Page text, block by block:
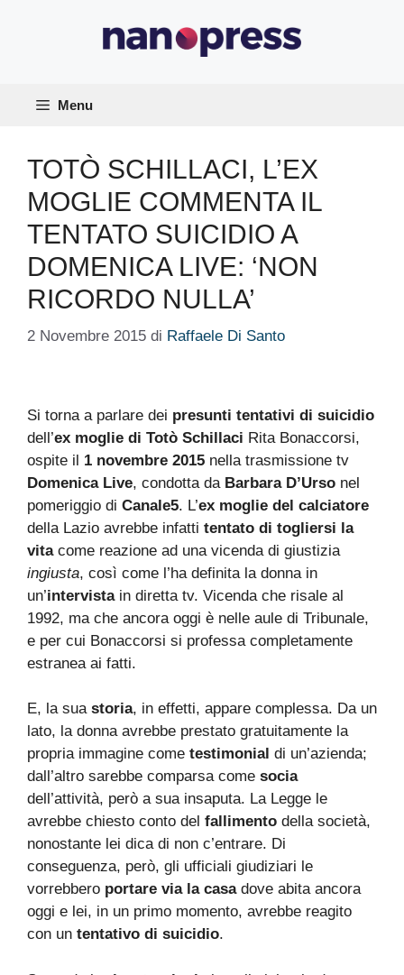
Menu
TOTÒ SCHILLACI, L’EX
MOGLIE COMMENTA IL
TENTATO SUICIDIO A
DOMENICA LIVE: ‘NON
RICORDO NULLA’
2 Novembre 2015 di Raffaele Di Santo
Si torna a parlare dei presunti tentativi di suicidio
dell’ex moglie di Totò Schillaci Rita Bonaccorsi,
ospite il 1 novembre 2015 nella trasmissione tv
Domenica Live, condotta da Barbara D’Urso nel
pomeriggio di Canale5. L’ex moglie del calciatore
della Lazio avrebbe infatti tentato di togliersi la
vitacome reazione ad una vicenda di giustizia
ingiusta, così come l’ha definita la donna in
un’intervistain diretta tv. Vicenda che risale al
1992, ma che ancora oggi è nelle aule di Tribunale,
e per cui Bonaccorsi si professa completamente
estranea ai fatti.
E, la sua storia, in effetti, appare complessa. Da un
lato, la donna avrebbe prestato gratuitamente la
propria immagine come testimonial di un’azienda;
dall’altro sarebbe comparsa come socia
dell’attività, però a sua insaputa. La Legge le
avrebbe chiesto conto del fallimento della società,
nonostante lei dica di non c’entrare. Di
conseguenza, però, gli ufficiali giudiziari le
vorrebbero portare via la casadove abita ancora
oggi e lei, in un primo momento, avrebbe reagito
con un tentativo di suicidio.